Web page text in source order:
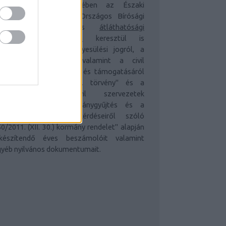
átláthatóság érdekében az Északi
Egyesület az Országos Bírósági
honlapján és átláthatósági
oldalán
keresztül is
teszi az "egyesülési jogról, a
jogállásról, valamint a civil
működéséről és támogatásáról
2011. évi CLXXV. törvény" és a
"a civil szervezetek
az adománygyűjtés és a
egyes kérdéseiről szóló
2011. (XII. 30.) kormány rendelet" alapján
éves beszámolóit valamint
nyilvános dokumentumait.